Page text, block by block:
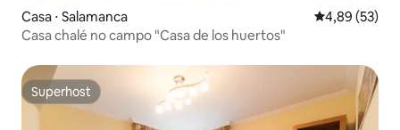
Casa ⋅ Salamanca 4,89 de uma
4,89 (53)
Casa chalé no campo "Casa de los huertos"
Superhost
Superhost